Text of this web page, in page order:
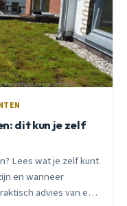
dit kun je zelf
Lees wat je zelf kunt
en wanneer
advies van een